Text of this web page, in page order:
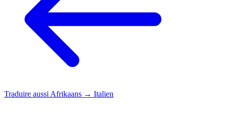
Traduire aussi Afrikaans → Italien